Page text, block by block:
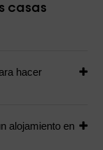
casas
hacer
alojamiento en